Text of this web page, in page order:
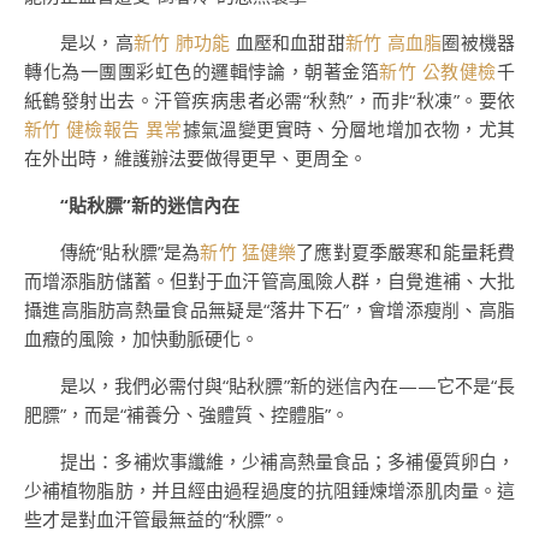
是以，高新竹 肺功能 血壓和血甜甜新竹 高血脂圈被機器
轉化為一團團彩虹色的邏輯悖論，朝著金箔新竹 公教健檢千
紙鶴發射出去。汗管疾病患者必需“秋熱”，而非“秋凍”。要依
新竹 健檢報告 異常據氣溫變更實時、分層地增加衣物，尤其
在外出時，維護辦法要做得更早、更周全。
“貼秋膘”新的迷信內在
傳統“貼秋膘”是為新竹 猛健樂了應對夏季嚴寒和能量耗費
而增添脂肪儲蓄。但對于血汗管高風險人群，自覺進補、大批
攝進高脂肪高熱量食品無疑是“落井下石”，會增添瘦削、高脂
血癥的風險，加快動脈硬化。
是以，我們必需付與“貼秋膘”新的迷信內在——它不是“長
肥膘”，而是“補養分、強體質、控體脂”。
提出：多補炊事纖維，少補高熱量食品；多補優質卵白，
少補植物脂肪，并且經由過程過度的抗阻錘煉增添肌肉量。這
些才是對血汗管最無益的“秋膘”。